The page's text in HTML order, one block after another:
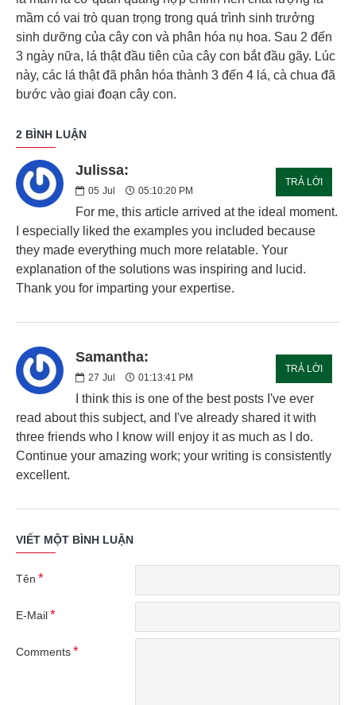
mầm có vai trò quan trọng trong quá trình sinh trưởng
sinh dưỡng của cây con và phân hóa nụ hoa. Sau 2 đến
3 ngày nữa, lá thật đầu tiên của cây con bắt đầu gãy. Lúc
này, các lá thật đã phân hóa thành 3 đến 4 lá, cà chua đã
bước vào giai đoạn cây con.
2 BÌNH LUẬN
Julissa:
05 Jul 05:10:20 PM
TRẢ LỜI
For me, this article arrived at the ideal moment.
I especially liked the examples you included because
they made everything much more relatable. Your
explanation of the solutions was inspiring and lucid.
Thank you for imparting your expertise.
Samantha:
27 Jul 01:13:41 PM
TRẢ LỜI
I think this is one of the best posts I've ever
read about this subject, and I've already shared it with
three friends who I know will enjoy it as much as I do.
Continue your amazing work; your writing is consistently
excellent.
VIẾT MỘT BÌNH LUẬN
Tên
E-Mail
Comments